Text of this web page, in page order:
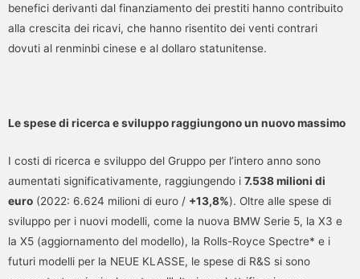
benefici derivanti dal finanziamento dei prestiti hanno contribuito
alla crescita dei ricavi, che hanno risentito dei venti contrari
dovuti al renminbi cinese e al dollaro statunitense.
Le spese di ricerca e sviluppo raggiungono un nuovo massimo
I costi di ricerca e sviluppo del Gruppo per l’intero anno sono
aumentati significativamente, raggiungendo i 7.538 milioni di
euro (2022: 6.624 milioni di euro / +13,8%). Oltre alle spese di
sviluppo per i nuovi modelli, come la nuova BMW Serie 5, la X3 e
la X5 (aggiornamento del modello), la Rolls-Royce Spectre* e i
futuri modelli per la NEUE KLASSE, le spese di R&S si sono